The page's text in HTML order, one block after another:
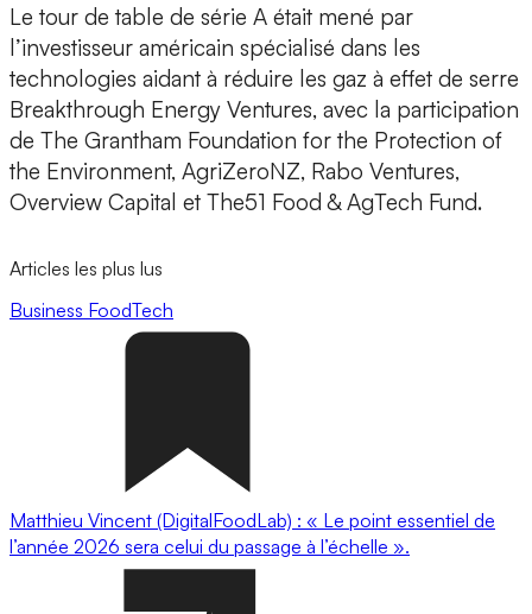
Le tour de table de série A était mené par
l’investisseur américain spécialisé dans les
technologies aidant à réduire les gaz à effet de serre
Breakthrough Energy Ventures, avec la participation
de The Grantham Foundation for the Protection of
the Environment, AgriZeroNZ, Rabo Ventures,
Overview Capital et The51 Food & AgTech Fund.
Articles les plus lus
Business FoodTech
Matthieu Vincent (DigitalFoodLab) : « Le point essentiel de
l’année 2026 sera celui du passage à l’échelle ».